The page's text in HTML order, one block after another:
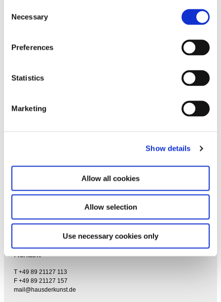
Selection
Necessary
Preferences
Statistics
Marketing
Show details
Allow all cookies
Allow selection
Use necessary cookies only
bevorstehende Ausstellungen. Wir freuen uns
auf Ihren nächsten Besuch!
E-Mail-Adresse *
Abonnieren
Durch Ihre Anmeldung zum Newsletter stimmen
Sie der Datenschutzerklärung und der AGB zu,
Kontakt
T +49 89 21127 113
F +49 89 21127 157
mail@hausderkunst.de